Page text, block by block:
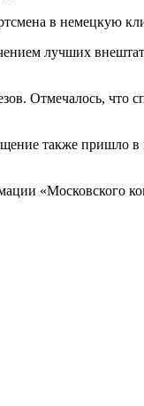
в немецкую
лучших
Отмечалось, что
также пришло
«Московского